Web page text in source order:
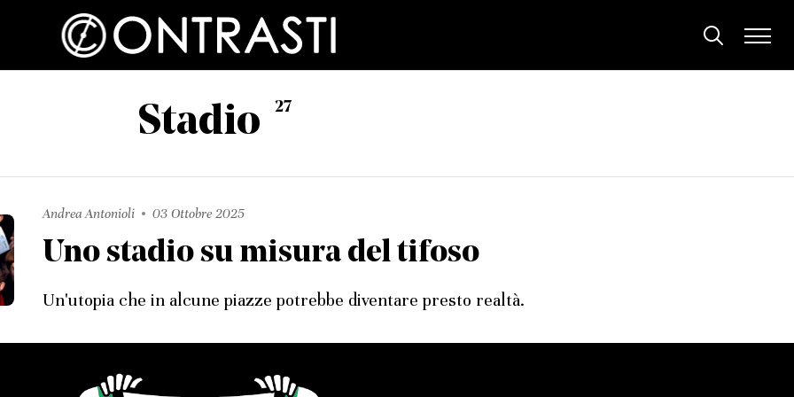
Stadio 27
Andrea Antonioli 03 Ottobre 2025
Uno stadio su misura del tifoso
Un'utopia che in alcune piazze potrebbe diventare presto realtà.